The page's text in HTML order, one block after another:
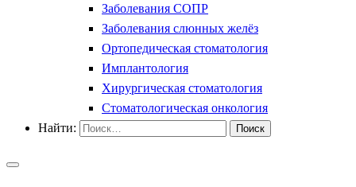
Заболевания СОПР
Заболевания слюнных желёз
Ортопедическая стоматология
Имплантология
Хирургическая стоматология
Стоматологическая онкология
Найти: